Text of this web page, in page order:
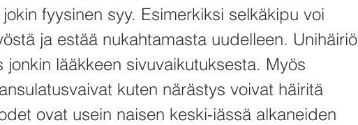
fyysinen syy. Esimerkiksi selkäkipu voi
ja estää nukahtamasta uudelleen. Unihäiriö
jonkin lääkkeen sivuvaikutuksesta. Myös
kuten närästys voivat häiritä
ovat usein naisen keski-iässä alkaneiden